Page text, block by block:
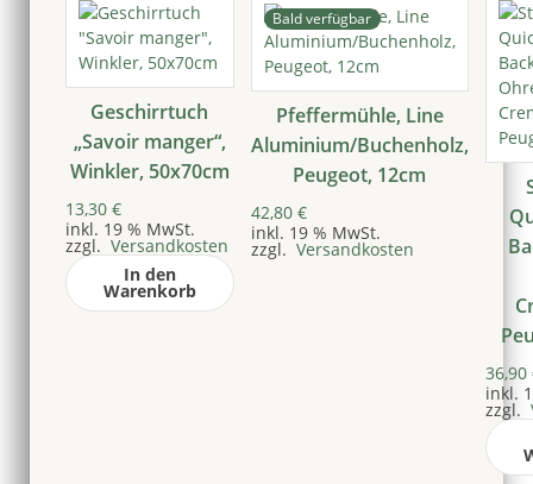
Geschirrtuch
„Savoir manger“,
Winkler, 50x70cm
13,30 €
inkl. 19 % MwSt.
zzgl. Versandkosten
In den
Warenkorb
Bald verfügbar
Pfeffermühle, Line
Aluminium/Buchenholz,
Peugeot, 12cm
42,80 €
inkl. 19 % MwSt.
zzgl. Versandkosten
36,90
inkl.
zzgl.